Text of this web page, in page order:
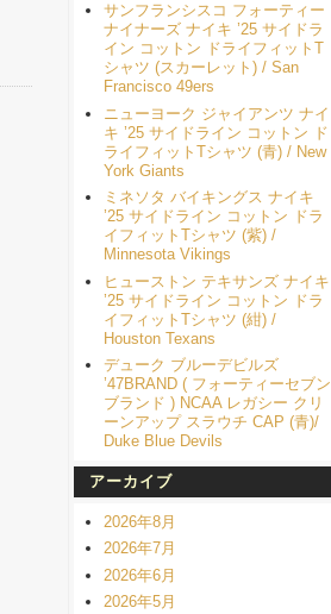
サンフランシスコ フォーティー
ナイナーズ ナイキ ’25 サイドラ
イン コットン ドライフィットT
シャツ (スカーレット) / San
Francisco 49ers
ニューヨーク ジャイアンツ ナイ
キ ’25 サイドライン コットン ド
ライフィットTシャツ (青) / New
York Giants
ミネソタ バイキングス ナイキ
’25 サイドライン コットン ドラ
イフィットTシャツ (紫) /
Minnesota Vikings
ヒューストン テキサンズ ナイキ
’25 サイドライン コットン ドラ
イフィットTシャツ (紺) /
Houston Texans
デューク ブルーデビルズ
’47BRAND ( フォーティーセブン
ブランド ) NCAA レガシー クリ
ーンアップ スラウチ CAP (青)/
Duke Blue Devils
アーカイブ
2026年8月
2026年7月
2026年6月
2026年5月